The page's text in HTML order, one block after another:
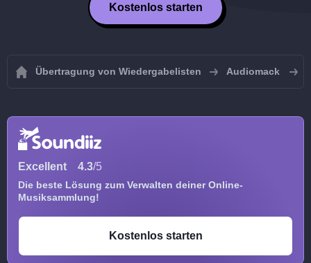
Kostenlos starten
Übertragung von Wiedergabelisten Audiomack
Excellent 4.3/5
Die beste Lösung zum Verwalten deiner Online-
Musiksammlung!
Kostenlos starten